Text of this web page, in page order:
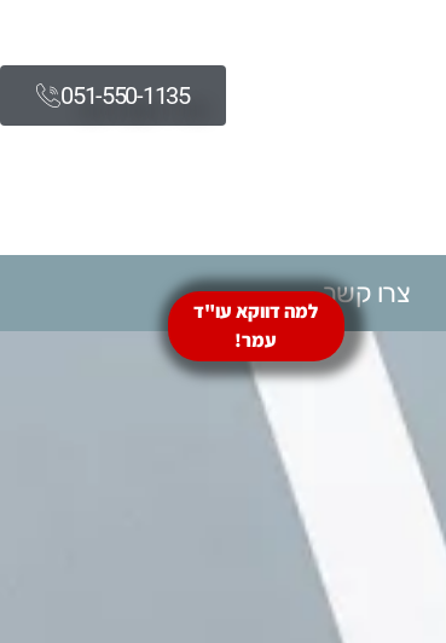
051-550-1135​
צרו קשר
למה דווקא עו"ד
עמר!